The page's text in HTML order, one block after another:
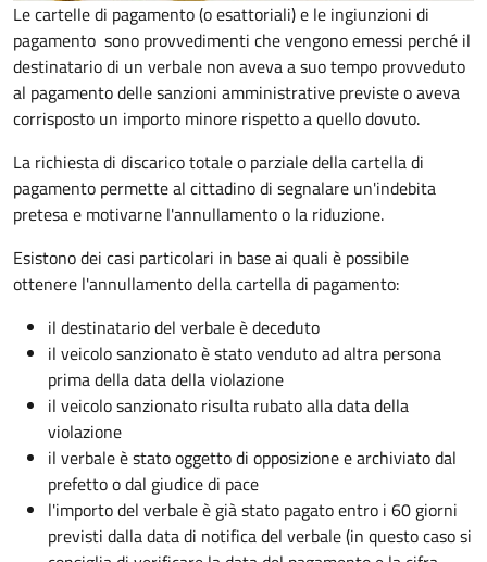
Le cartelle di pagamento (o esattoriali) e le ingiunzioni di
pagamento sono provvedimenti che vengono emessi perché il
destinatario di un verbale non aveva a suo tempo provveduto
al pagamento delle sanzioni amministrative previste o aveva
corrisposto un importo minore rispetto a quello dovuto.
La richiesta di discarico totale o parziale della cartella di
pagamento permette al cittadino di segnalare un'indebita
pretesa e motivarne l'annullamento o la riduzione.
Esistono dei casi particolari in base ai quali è possibile
ottenere l'annullamento della cartella di pagamento:
il destinatario del verbale è deceduto
il veicolo sanzionato è stato venduto ad altra persona
prima della data della violazione
il veicolo sanzionato risulta rubato alla data della
violazione
il verbale è stato oggetto di opposizione e archiviato dal
prefetto o dal giudice di pace
l'importo del verbale è già stato pagato entro i 60 giorni
previsti dalla data di notifica del verbale (in questo caso si